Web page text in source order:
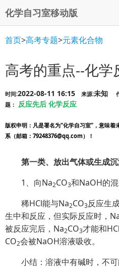
化学自习室移动版
首页>高考专题>元素化合物
高考的重点--化学
时间:2022-08-11 16:15 来源:未知
题： 反应先后 化学反应
版权申明 ：凡是署名为“化学自习室”，意味
系（邮箱：79248376@qq.com）！
第一类、放出气体或生成
1、向Na2CO3和NaOH的混
稀HCl能与Na2CO3反应生
生中和反应，但实际反应时，
被反应完后，Na2CO3才能和
CO2会被NaOH溶液吸收。
小结：溶液中有碱时，不